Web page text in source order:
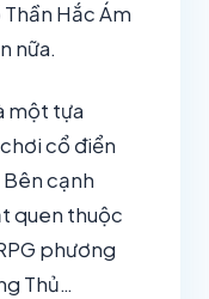
Hắc Ám
nữa.
một tựa
cổ điển
cạnh
quen thuộc
phương
Thủ…